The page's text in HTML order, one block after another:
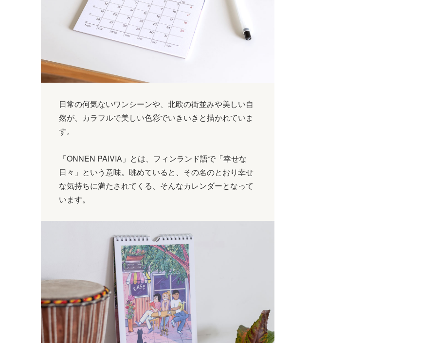
日常の何気ないワンシーンや、北欧の街並みや美しい自
然が、カラフルで美しい色彩でいきいきと描かれていま
す。
「ONNEN PAIVIA」とは、フィンランド語で「幸せな
日々」という意味。眺めていると、その名のとおり幸せ
な気持ちに満たされてくる、そんなカレンダーとなって
います。